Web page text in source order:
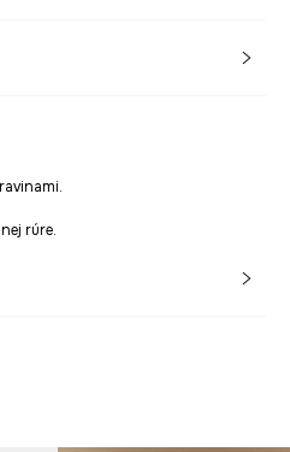
rúre.